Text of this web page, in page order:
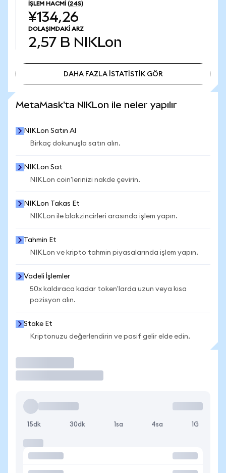
İŞLEM HACMI (24S)
¥134,26
DOLAŞIMDAKI ARZ
2,57 B NIKLon
DAHA FAZLA İSTATİSTİK GÖR
MetaMask'ta NIKLon ile neler yapılır
NIKLon Satın Al
Birkaç dokunuşla satın alın.
NIKLon Sat
NIKLon coin'lerinizi nakde çevirin.
NIKLon Takas Et
NIKLon ile blokzincirleri arasında işlem yapın.
Tahmin Et
NIKLon ve kripto tahmin piyasalarında işlem yapın.
Vadeli İşlemler
50x kaldıraca kadar token'larda uzun veya kısa
pozisyon alın.
Stake Et
Kriptonuzu değerlendirin ve pasif gelir elde edin.
15dk 30dk 1sa 4sa 1G